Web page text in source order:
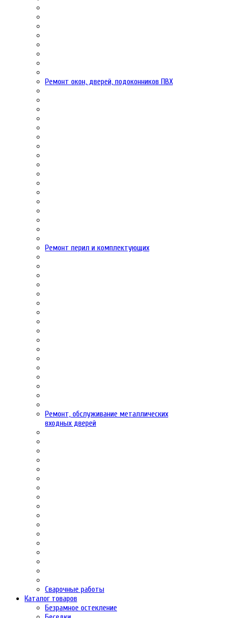
Ремонт окон, дверей, подоконников ПВХ
Ремонт перил и комплектующих
Ремонт, обслуживание металлических
входных дверей
Сварочные работы
Каталог товаров
Безрамное остекление